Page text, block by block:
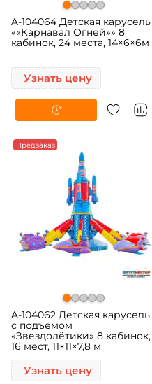
A-104064 Детская карусель
««Карнавал Огней»» 8
кабинок, 24 места, 14×6×6м
Узнать цену
Предзаказ
A-104062 Детская карусель
с подъёмом
«Звездолётики» 8 кабинок,
16 мест, 11×11×7,8 м
Узнать цену